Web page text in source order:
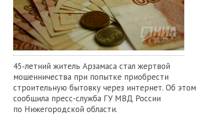
45‑летний житель Арзамаса стал жертвой
мошенничества при попытке приобрести
строительную бытовку через интернет. Об этом
сообщила пресс-служба ГУ МВД России
по Нижегородской области.